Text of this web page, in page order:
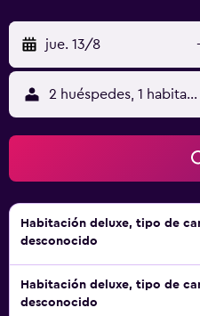
planchar con plancha. En el
libre, piscina infantil y
servicios de ocio y
tenis al aire libre, sauna y
las actividades de ocio y
más abajo en las
posible que se aplique un
jue. 13/8 -
2 huéspedes, 1
Habitación deluxe, tipo de
desconocido
Habitación deluxe, tipo de
desconocido